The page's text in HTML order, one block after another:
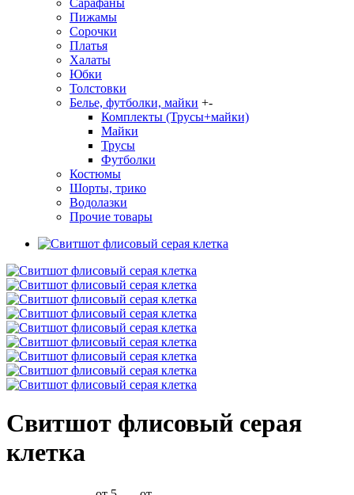
Сарафаны
Пижамы
Сорочки
Платья
Халаты
Юбки
Толстовки
Белье, футболки, майки +-
Комплекты (Трусы+майки)
Майки
Трусы
Футболки
Костюмы
Шорты, трико
Водолазки
Прочие товары
Свитшот флисовый серая
клетка